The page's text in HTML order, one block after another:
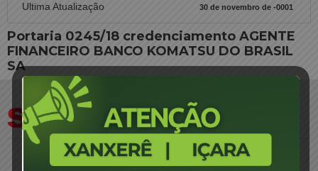
Ultima Atualização 30 de novembro de -0001
Portaria 0245/18 credenciamento AGENTE
FINANCEIRO BANCO KOMATSU DO BRASIL
SA